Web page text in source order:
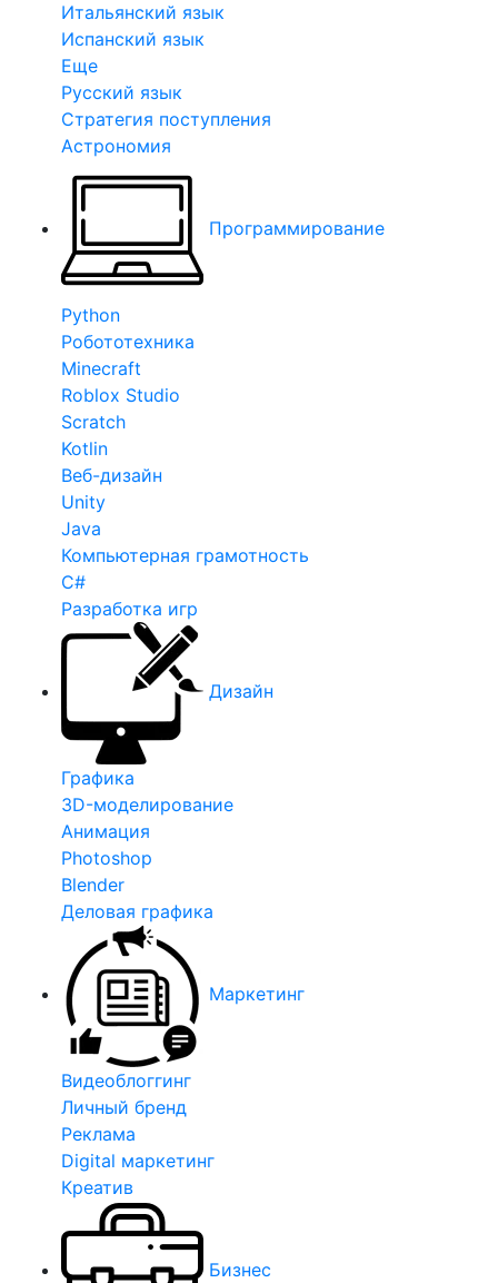
Итальянский язык
Испанский язык
Еще
Русский язык
Стратегия поступления
Астрономия
Программирование
Python
Робототехника
Minecraft
Roblox Studio
Scratch
Kotlin
Веб-дизайн
Unity
Java
Компьютерная грамотность
C#
Разработка игр
Дизайн
Графика
3D-моделирование
Анимация
Photoshop
Blender
Деловая графика
Маркетинг
Видеоблоггинг
Личный бренд
Реклама
Digital маркетинг
Креатив
Бизнес